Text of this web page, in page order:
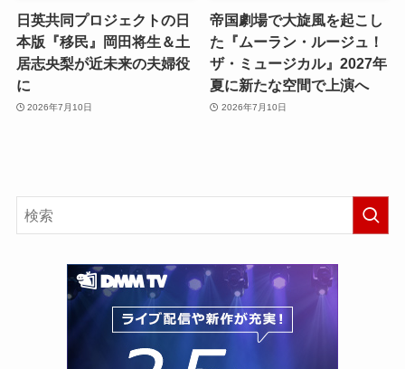
日英共同プロジェクトの日
本版『移民』岡田将生＆土
居志央梨が近未来の夫婦役
に
2026年7月10日
帝国劇場で大旋風を起こし
た『ムーラン・ルージュ！
ザ・ミュージカル』2027年
夏に新たな空間で上演へ
2026年7月10日